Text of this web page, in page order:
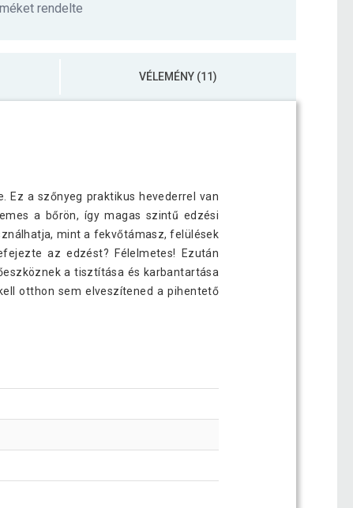
rendelte
VÉLEMÉNY (11)
Ez a szőnyeg praktikus hevederrel van
a bőrön, így magas szintű edzési
mint a fekvőtámasz, felülések
az edzést? Félelmetes! Ezután
a tisztítása és karbantartása
otthon sem elveszítened a pihentető